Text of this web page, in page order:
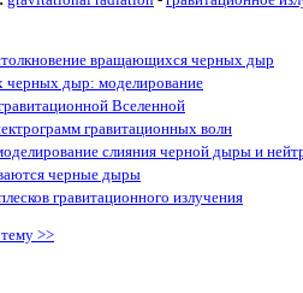
вращающихся черных дыр
черных дыр: моделирование
Вселенной
гравитационных волн
слияния черной дыры и
черные дыры
гравитационного излучения
>>